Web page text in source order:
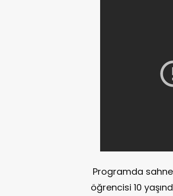
Programda
öğrencisi 10